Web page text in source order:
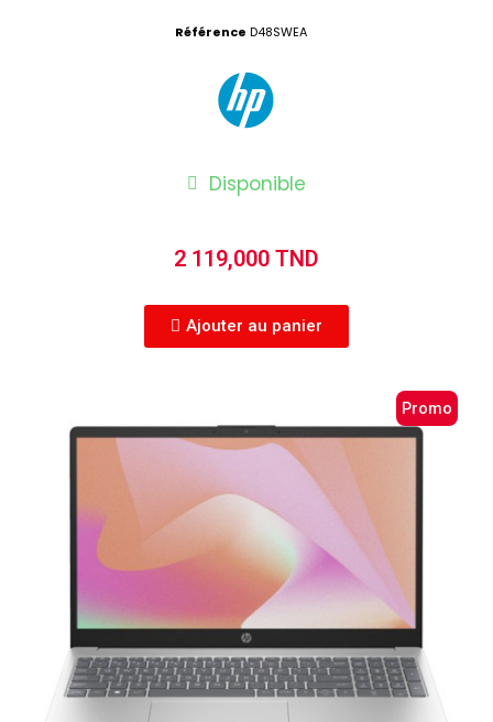
Référence D48SWEA
Disponible
2 119,000 TND
Ajouter au panier
Promo